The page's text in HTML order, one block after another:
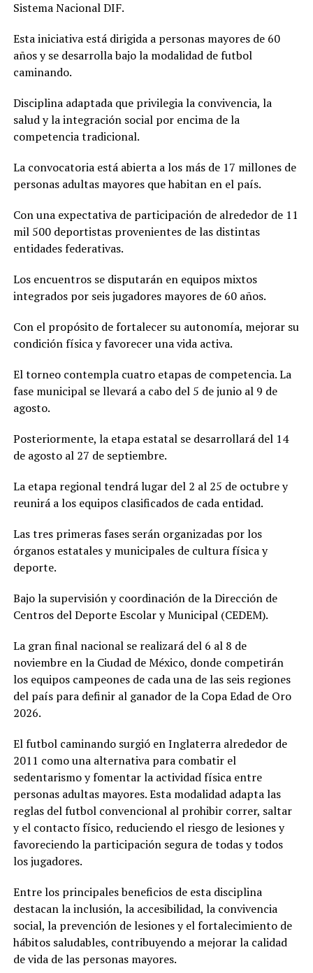
Sistema Nacional DIF.
Esta iniciativa está dirigida a personas mayores de 60
años y se desarrolla bajo la modalidad de futbol
caminando.
Disciplina adaptada que privilegia la convivencia, la
salud y la integración social por encima de la
competencia tradicional.
La convocatoria está abierta a los más de 17 millones de
personas adultas mayores que habitan en el país.
Con una expectativa de participación de alrededor de 11
mil 500 deportistas provenientes de las distintas
entidades federativas.
Los encuentros se disputarán en equipos mixtos
integrados por seis jugadores mayores de 60 años.
Con el propósito de fortalecer su autonomía, mejorar su
condición física y favorecer una vida activa.
El torneo contempla cuatro etapas de competencia. La
fase municipal se llevará a cabo del 5 de junio al 9 de
agosto.
Posteriormente, la etapa estatal se desarrollará del 14
de agosto al 27 de septiembre.
La etapa regional tendrá lugar del 2 al 25 de octubre y
reunirá a los equipos clasificados de cada entidad.
Las tres primeras fases serán organizadas por los
órganos estatales y municipales de cultura física y
deporte.
Bajo la supervisión y coordinación de la Dirección de
Centros del Deporte Escolar y Municipal (CEDEM).
La gran final nacional se realizará del 6 al 8 de
noviembre en la Ciudad de México, donde competirán
los equipos campeones de cada una de las seis regiones
del país para definir al ganador de la Copa Edad de Oro
2026.
El futbol caminando surgió en Inglaterra alrededor de
2011 como una alternativa para combatir el
sedentarismo y fomentar la actividad física entre
personas adultas mayores. Esta modalidad adapta las
reglas del futbol convencional al prohibir correr, saltar
y el contacto físico, reduciendo el riesgo de lesiones y
favoreciendo la participación segura de todas y todos
los jugadores.
Entre los principales beneficios de esta disciplina
destacan la inclusión, la accesibilidad, la convivencia
social, la prevención de lesiones y el fortalecimiento de
hábitos saludables, contribuyendo a mejorar la calidad
de vida de las personas mayores.